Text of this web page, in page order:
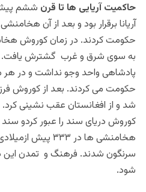
حاکمیت آریایی ها تا قرن ششم پیش
آریانا برقرار بود و بعد از آن
حکومت کردند. در زمان کوروش
به سوی شرق و غرب گشترش یافت.
پادشاهی واحد وجو نداشت و در
حکومت می کردند. بعد از کوروش
شد و از افغانستان عقب نشینی
کوروش دریای سند را عبور کردو سند
هخامنشی ها در ۳۳۳
سرنگون شدند. فرهنگ و تمدن این
شود.